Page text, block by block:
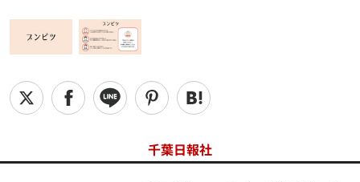
千葉日報社